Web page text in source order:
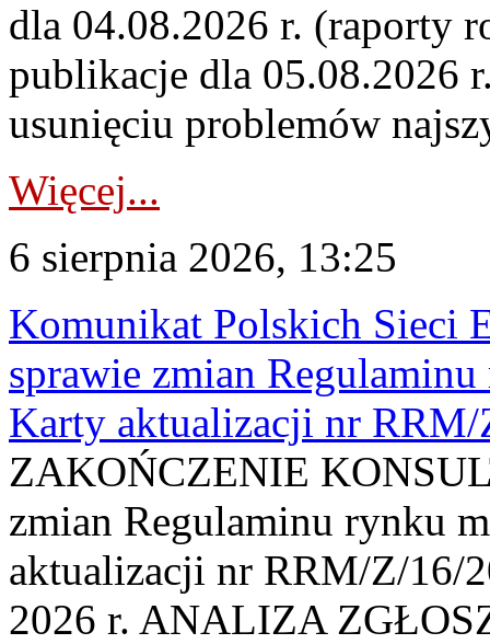
dla 04.08.2026 r. (raporty
publikacje dla 05.08.2026
usunięciu problemów
Więcej...
6 sierpnia 2026, 13:25
Komunikat Polskich Sieci
sprawie zmian
Karty aktualizacji nr
ZAKOŃCZENIE
zmian Regulaminu rynku
aktualizacji nr RRM/Z/16/
2026 r. ANALIZA